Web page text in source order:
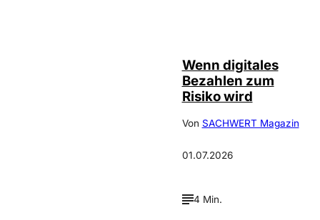
Wenn digitales
Bezahlen zum
Risiko wird
Von SACHWERT Magazin
01.07.2026
4 Min.